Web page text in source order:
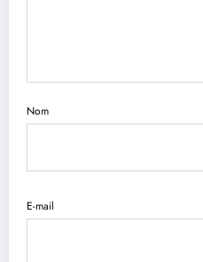
Nom
E-mail